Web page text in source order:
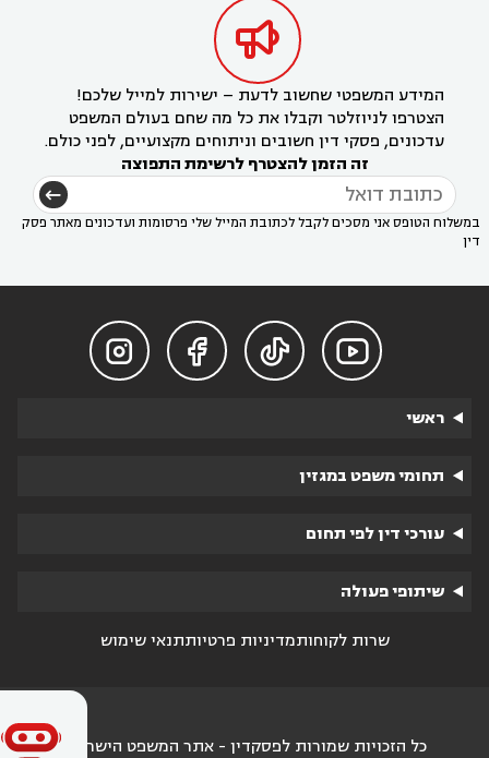

המידע המשפטי שחשוב לדעת – ישירות למייל שלכם!
הצטרפו לניוזלטר וקבלו את כל מה שחם בעולם המשפט
עדכונים, פסקי דין חשובים וניתוחים מקצועיים, לפני כולם.
זה הזמן להצטרף לרשימת התפוצה
במשלוח הטופס אני מסכים לקבל לכתובת המייל שלי פרסומות ועדכונים מאתר פסק
דין




ראשי
תחומי משפט במגזין
עורכי דין לפי תחום
שיתופי פעולה
שרות לקוחותמדיניות פרטיותתנאי שימוש
כל הזכויות שמורות לפסקדין - אתר המשפט הישראלי